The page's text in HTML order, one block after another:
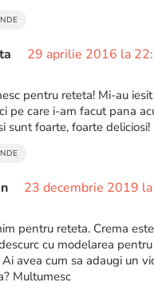
29 aprilie 2016 la
pentru reteta! Mi-au
pe care i-am facut pana
sunt foarte, foarte deliciosi!
23 decembrie 2019
pentru reteta. Crema
cu modelarea
avea cum sa adaugi un
Multumesc